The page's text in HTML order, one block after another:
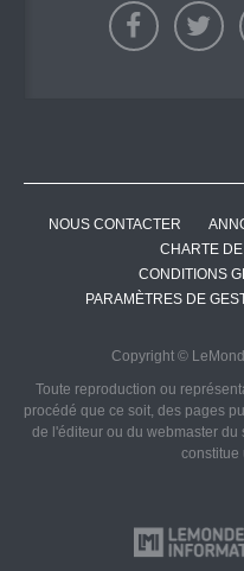
NOUS CONTACTER
CHARTE
CONDITIONS
PARAMÈTRES DE
Copyright ©
Toute reproduction ou
procédé que ce soit, des pages
de l'éditeur ou du webmaster
constitue